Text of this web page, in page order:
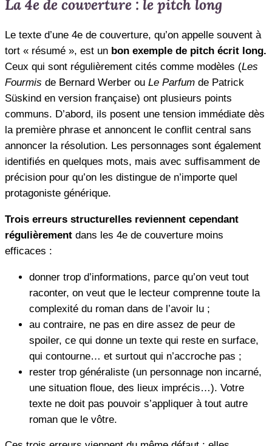
La 4e de couverture : le pitch long
Le texte d’une 4e de couverture, qu’on appelle souvent à
tort « résumé », est un bon exemple de pitch écrit long.
Ceux qui sont régulièrement cités comme modèles (Les
Fourmis de Bernard Werber ou Le Parfum de Patrick
Süskind en version française) ont plusieurs points
communs. D’abord, ils posent une tension immédiate dès
la première phrase et annoncent le conflit central sans
annoncer la résolution. Les personnages sont également
identifiés en quelques mots, mais avec suffisamment de
précision pour qu’on les distingue de n’importe quel
protagoniste générique.
Trois erreurs structurelles reviennent cependant
régulièrement dans les 4e de couverture moins
efficaces :
donner trop d’informations, parce qu’on veut tout
raconter, on veut que le lecteur comprenne toute la
complexité du roman dans de l’avoir lu ;
au contraire, ne pas en dire assez de peur de
spoiler, ce qui donne un texte qui reste en surface,
qui contourne… et surtout qui n’accroche pas ;
rester trop généraliste (un personnage non incarné,
une situation floue, des lieux imprécis…). Votre
texte ne doit pas pouvoir s’appliquer à tout autre
roman que le vôtre.